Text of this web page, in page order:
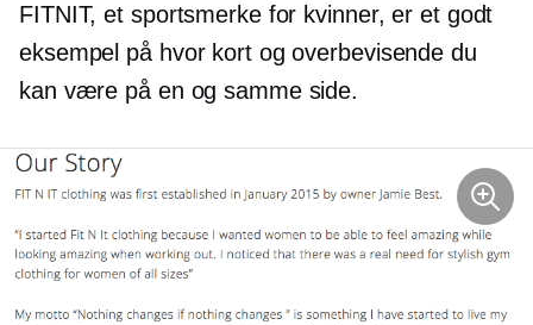
FITNIT, et sportsmerke for kvinner, er et godt
eksempel på hvor kort og overbevisende du
kan være på en og samme side.